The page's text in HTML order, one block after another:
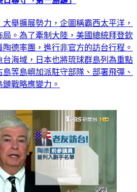
舉擴展勢力，企圖稱霸西太平洋，
。為了牽制大陸，美國總統拜登欽
德率團，進行非官方的訪台行程。
海域，日本也將琉球群島列為重點
等島嶼加派駐守部隊、部署飛彈、
戰略應變力。